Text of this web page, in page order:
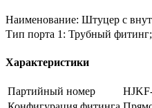
Наименование: Штуцер с
Тип порта 1: Трубный
Характеристики
Партийный номер